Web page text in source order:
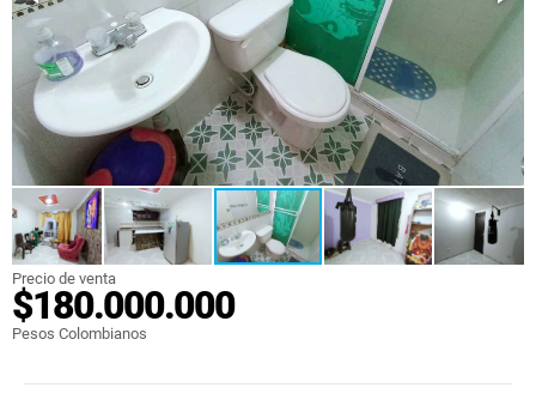
Precio de venta
$180.000.000
Pesos Colombianos